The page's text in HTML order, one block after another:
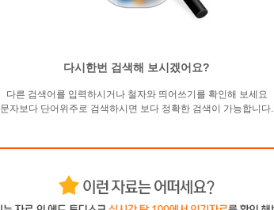
다시한번 검색해 보시겠어요?
다른 검색어를 입력하시거나 철자와 띄어쓰기를 확인해 보세요
문자보다 단어위주로 검색하시면 보다 정확한 검색이 가능합니다.